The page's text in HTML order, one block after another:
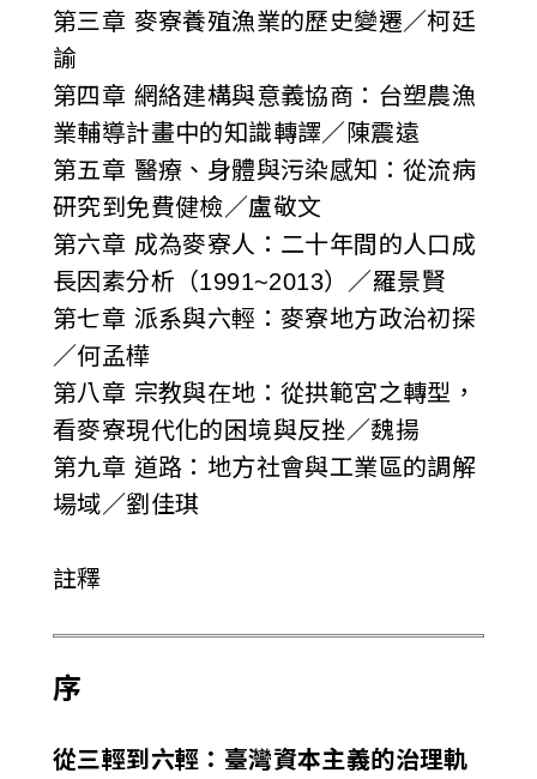
第三章 麥寮養殖漁業的歷史變遷／柯廷
諭
第四章 網絡建構與意義協商：台塑農漁
業輔導計畫中的知識轉譯／陳震遠
第五章 醫療、身體與污染感知：從流病
研究到免費健檢／盧敬文
第六章 成為麥寮人：二十年間的人口成
長因素分析（1991~2013）／羅景賢
第七章 派系與六輕：麥寮地方政治初探
／何孟樺
第八章 宗教與在地：從拱範宮之轉型，
看麥寮現代化的困境與反挫／魏揚
第九章 道路：地方社會與工業區的調解
場域／劉佳琪
註釋
序
從三輕到六輕：臺灣資本主義的治理軌